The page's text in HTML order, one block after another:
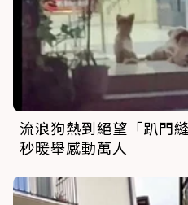
流浪狗熱到絕望「趴門
秒暖舉感動萬人